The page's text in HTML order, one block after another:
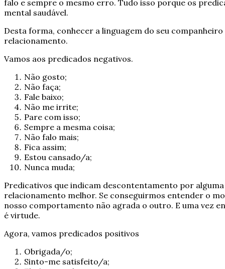
falo e sempre o mesmo erro. Tudo isso porque os
mental saudável.
Desta forma, conhecer a linguagem do seu
relacionamento.
Vamos aos predicados negativos.
Não gosto;
Não faça;
Fale baixo;
Não me irrite;
Pare com isso;
Sempre a mesma coisa;
Não falo mais;
Fica assim;
Estou cansado/a;
Nunca muda;
Predicativos que indicam descontentamento por
relacionamento melhor. Se conseguirmos entender o
nosso comportamento não agrada o outro. E uma vez
é virtude.
Agora, vamos predicados positivos
Obrigada/o;
Sinto-me satisfeito/a;